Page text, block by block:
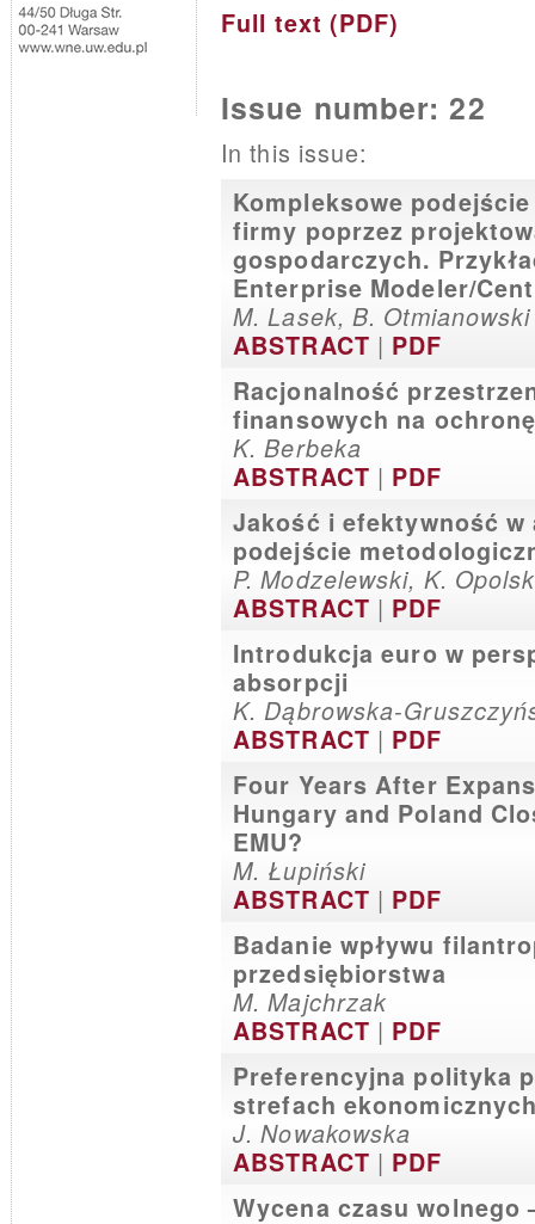
Full text (PDF)
Issue number: 22
In this issue:
Kompleksowe
firmy poprzez
gospodarczych.
Enterprise Modeler/
M. Lasek, B. Otmianowski
ABSTRACT | PDF
Racjonalność
finansowych na
K. Berbeka
ABSTRACT | PDF
Jakość i efektywność
podejście
P. Modzelewski, K.
ABSTRACT | PDF
Introdukcja euro w
absorpcji
K. Dąbrowska-
ABSTRACT | PDF
Four Years After
Hungary and Poland
EMU?
M. Łupiński
ABSTRACT | PDF
Badanie wpływu
przedsiębiorstwa
M. Majchrzak
ABSTRACT | PDF
Preferencyjna polityka
strefach
J. Nowakowska
ABSTRACT | PDF
Wycena czasu